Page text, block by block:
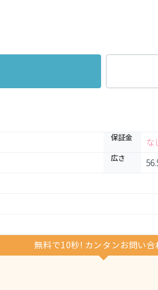
保証金 な
広さ
無料で10秒! カンタンお問い合